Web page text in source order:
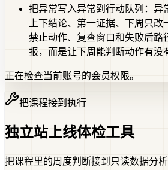
把异常写入异常到行动队列：异
上下结论、第一证据、下周只改
禁止动作、复查窗口和失败后路
报，而是让下周能判断动作有没
正在检查当前账号的会员权限。
把课程接到执行
独立站上线体检工具
把课程里的周度判断接到只读数据分